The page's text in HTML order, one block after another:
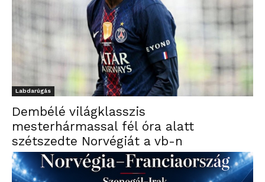
Labdarúgás
Dembélé világklasszis
mesterhármassal fél óra alatt
szétszedte Norvégiát a vb-n